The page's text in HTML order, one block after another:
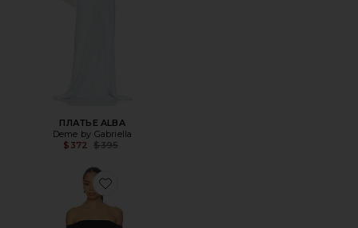
ПЛАТЬЕ ALBA
Deme by Gabriella
$372
Previous price:
$395
Favorite ПЛАТЬЕ CLAIRA